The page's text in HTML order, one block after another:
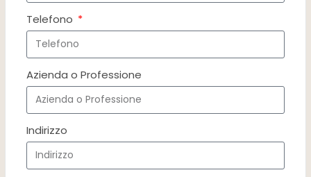
Telefono
Azienda o Professione
Indirizzo